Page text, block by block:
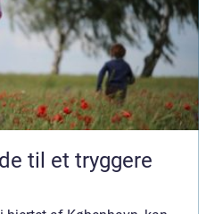
til et tryggere